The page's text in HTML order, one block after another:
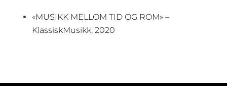
«MUSIKK MELLOM TID OG ROM» –
KlassiskMusikk, 2020